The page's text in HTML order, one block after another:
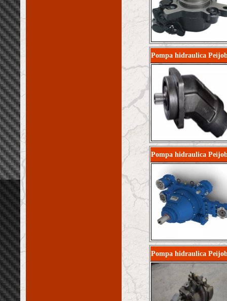
Pompa hidraulica
Pompa hidraulica
Pompa hidraulica